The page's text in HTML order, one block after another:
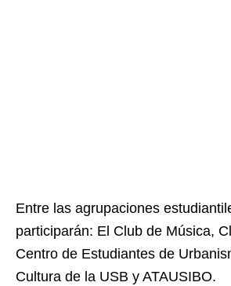
Entre las agrupaciones
participarán: El Club de Música,
Centro de Estudiantes de
Cultura de la USB y ATAUSIBO.